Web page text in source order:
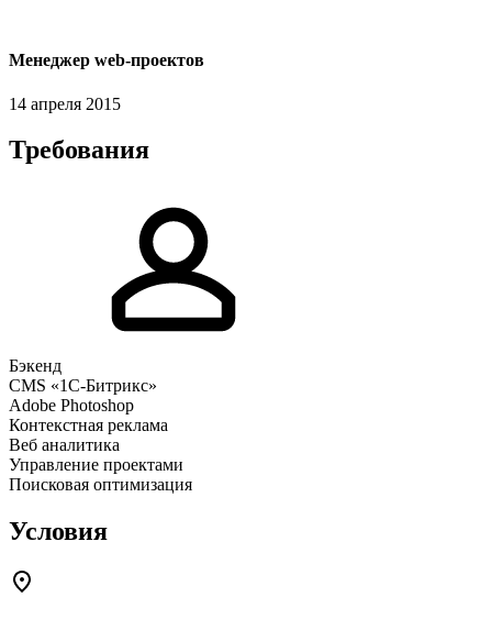
Менеджер web-проектов
14 апреля 2015
Требования
Бэкенд
CMS «1С-Битрикс»
Adobe Photoshop
Контекстная реклама
Веб аналитика
Управление проектами
Поисковая оптимизация
Условия